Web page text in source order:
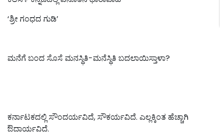
‘ಶ್ರೀ ಗಂಧದ ಗುಡಿ’
ಮನೆಗೆ ಬಂದ ಸೊಸೆ ಮನಸ್ಥಿತಿ-ಮನೆಸ್ಥಿತಿ ಬದಲಾಯಿಸ್ತಾಳಾ?
ಕರ್ನಾಟಕದಲ್ಲಿ ಸೌಂದರ್ಯವಿದೆ, ಸೌಕರ್ಯವಿದೆ. ಎಲ್ಲಕ್ಕಿಂತ ಹೆಚ್ಚಾಗಿ
ಔದಾರ್ಯವಿದೆ.